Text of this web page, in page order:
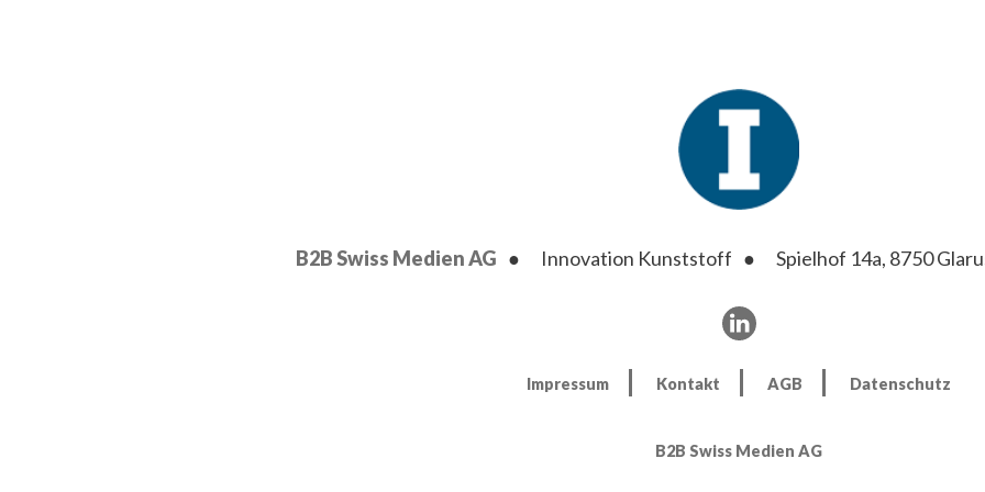
B2B Swiss Medien AG Innovation Kunststoff Spielhof 14a, 8750
Impressum Kontakt AGB Datenschutz
B2B Swiss Medien AG